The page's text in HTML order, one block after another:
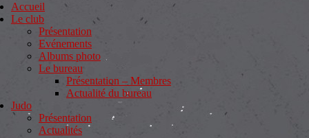
Accueil
Le club
Présentation
Evénements
Albums photo
Le bureau
Présentation – Membres
Actualité du bureau
Judo
Présentation
Actualités